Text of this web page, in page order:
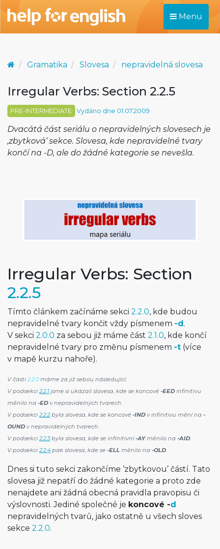
Menu
Gramatika Slovesa nepravidelná slovesa
Irregular Verbs: Section 2.2.5
PRE-INTERMEDIATE Vydáno dne 01.07.2009
Dvacátá část seriálu o nepravidelných slovesech je
‚zbytková‘ sekce. Slovesa, kde nepravidelné tvary
končí na -D, ale do žádné kategorie se nevešla.
Irregular Verbs: Section
2.2.5
Tímto článkem začínáme sekci 2.2.0, kde budou
nepravidelné tvary končit vždy písmenem -d.
V sekci 2.0.0 za sebou již máme část 2.1.0, kde končí
nepravidelné tvary pro změnu písmenem -t (více
v mapě kurzu nahoře).
V části 2.2.0 máme za již sebou následující:
V podsekci 2.2.1 jsme si ukázali slovesa, kde se koncové -EED infinitivu
měnilo na -ED v nepravidelných tvarech.
V podsekci 2.2.2byla slovesa, kde se koncové -IND v infinitivu mění na -
OUND v nepravidelných tvarech.
V podsekci 2.2.3byla slovesa, kde se infinitivní-AYměnilo na -AID.
V podsekci 2.2.4pak slovesa, kde se -ELL měnilo na -OLD.
Dnes si tuto sekci zakončíme ‘zbytkovou’ částí. Tato
slovesa již nepatří do žádné kategorie a proto zde
nenajdete ani žádná obecná pravidla pravopisu či
výslovnosti. Jediné společné je koncové -d
nepravidelných tvarů, jako ostatně u všech sloves
sekce 2.2.0.